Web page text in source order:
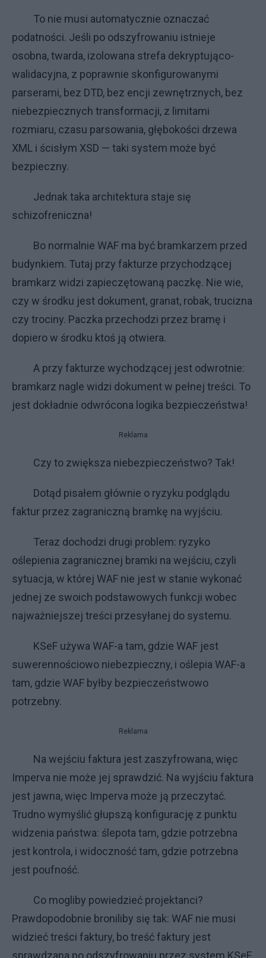
To nie musi automatycznie oznaczać
podatności. Jeśli po odszyfrowaniu istnieje
osobna, twarda, izolowana strefa dekryptująco-
walidacyjna, z poprawnie skonfigurowanymi
parserami, bez DTD, bez encji zewnętrznych, bez
niebezpiecznych transformacji, z limitami
rozmiaru, czasu parsowania, głębokości drzewa
XML i ścisłym XSD — taki system może być
bezpieczny.
Jednak taka architektura staje się
schizofreniczna!
Bo normalnie WAF ma być bramkarzem przed
budynkiem. Tutaj przy fakturze przychodzącej
bramkarz widzi zapieczętowaną paczkę. Nie wie,
czy w środku jest dokument, granat, robak, trucizna
czy trociny. Paczka przechodzi przez bramę i
dopiero w środku ktoś ją otwiera.
A przy fakturze wychodzącej jest odwrotnie:
bramkarz nagle widzi dokument w pełnej treści. To
jest dokładnie odwrócona logika bezpieczeństwa!
Reklama
Czy to zwiększa niebezpieczeństwo? Tak!
Dotąd pisałem głównie o ryzyku podglądu
faktur przez zagraniczną bramkę na wyjściu.
Teraz dochodzi drugi problem: ryzyko
oślepienia zagranicznej bramki na wejściu, czyli
sytuacja, w której WAF nie jest w stanie wykonać
jednej ze swoich podstawowych funkcji wobec
najważniejszej treści przesyłanej do systemu.
KSeF używa WAF-a tam, gdzie WAF jest
suwerennościowo niebezpieczny, i oślepia WAF-a
tam, gdzie WAF byłby bezpieczeństwowo
potrzebny.
Reklama
Na wejściu faktura jest zaszyfrowana, więc
Imperva nie może jej sprawdzić. Na wyjściu faktura
jest jawna, więc Imperva może ją przeczytać.
Trudno wymyślić głupszą konfigurację z punktu
widzenia państwa: ślepota tam, gdzie potrzebna
jest kontrola, i widoczność tam, gdzie potrzebna
jest poufność.
Co mogliby powiedzieć projektanci?
Prawdopodobnie broniliby się tak: WAF nie musi
widzieć treści faktury, bo treść faktury jest
sprawdzana po odszyfrowaniu przez system KSeF.